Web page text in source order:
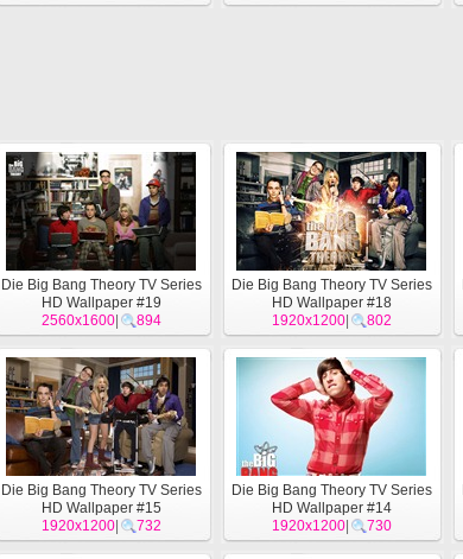
Die Big Bang Theory TV Series
HD Wallpaper #19
2560x1600| 894
Die Big Bang Theory TV Series
HD Wallpaper #18
1920x1200| 802
Die Big Bang Theory TV Series
HD Wallpaper #15
1920x1200| 732
Die Big Bang Theory TV Series
HD Wallpaper #14
1920x1200| 730